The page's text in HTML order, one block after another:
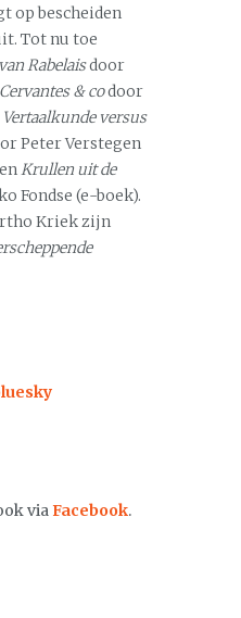
op bescheiden
Tot nu toe
Rabelaisdoor
Cervantes & codoor
Vertaalkunde versus
Peter Verstegen
Krullen uit de
Fondse (e-boek).
Kriek zijn
viaFacebook.